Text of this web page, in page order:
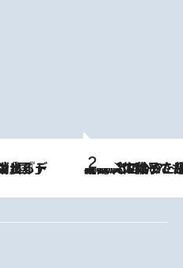
2026.8.5
【阿川佐和子さんの年とる力】なぜ70代で始めた趣味は“こんなに楽しい”のか？ ピアノ、俳句…スランプに陥っても続けられる“ある秘訣”とは